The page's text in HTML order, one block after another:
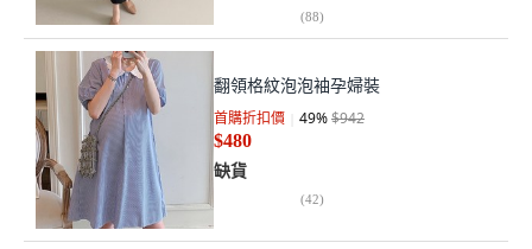
(88)
翻領格紋泡泡袖孕婦裝
首購折扣價 49%$942
$480
缺貨
(42)